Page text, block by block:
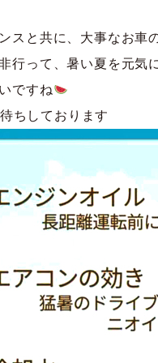
スと共に、大事なお車
行って、暑い夏を元気
ですね
ちしております